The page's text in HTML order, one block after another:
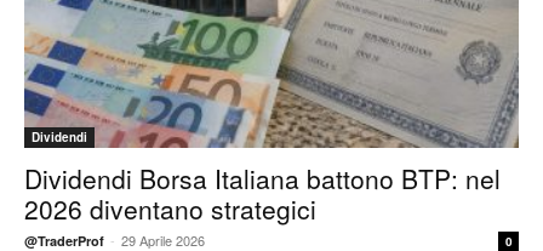
Dividendi
Dividendi Borsa Italiana battono BTP: nel
2026 diventano strategici
@TraderProf - 29 Aprile 2026 0